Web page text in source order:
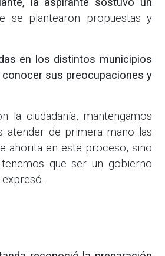
se plantearon propuestas y
en los distintos municipios
sus preocupaciones y
la ciudadanía, mantengamos
atender de primera mano las
ahorita en este proceso, sino
que ser un gobierno